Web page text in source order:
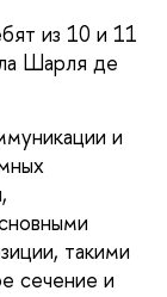
из 10 и 11
Шарля де
и
такими
сечение и